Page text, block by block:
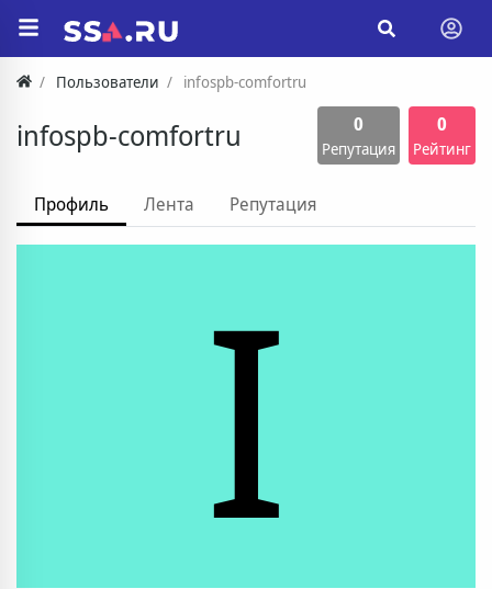
Пользователи infospb-comfortru
infospb-comfortru 0
Репутация
0
Рейтинг
Профиль Лента Репутация
I